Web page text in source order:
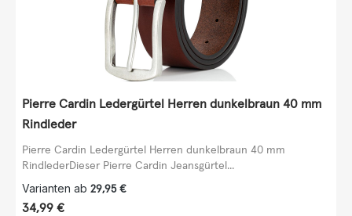
Pierre Cardin Ledergürtel Herren dunkelbraun 40 mm
Rindleder
Pierre Cardin Ledergürtel Herren dunkelbraun 40 mm
RindlederDieser Pierre Cardin Jeansgürtel...
Varianten ab 29,95 €
Regulärer Preis:
34,99 €